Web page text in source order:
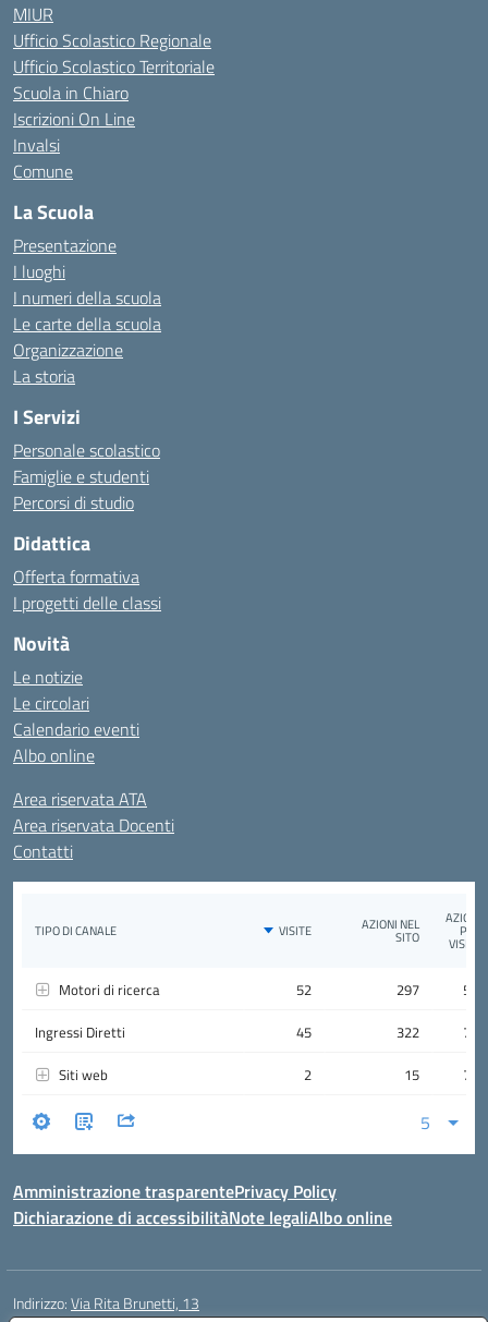
MIUR
Ufficio Scolastico Regionale
Ufficio Scolastico Territoriale
Scuola in Chiaro
Iscrizioni On Line
Invalsi
Comune
La Scuola
Presentazione
I luoghi
I numeri della scuola
Le carte della scuola
Organizzazione
La storia
I Servizi
Personale scolastico
Famiglie e studenti
Percorsi di studio
Didattica
Offerta formativa
I progetti delle classi
Novità
Le notizie
Le circolari
Calendario eventi
Albo online
Area riservata ATA
Area riservata Docenti
Contatti
Amministrazione trasparentePrivacy Policy
Dichiarazione di accessibilitàNote legaliAlbo online
Indirizzo:Via Rita Brunetti, 13